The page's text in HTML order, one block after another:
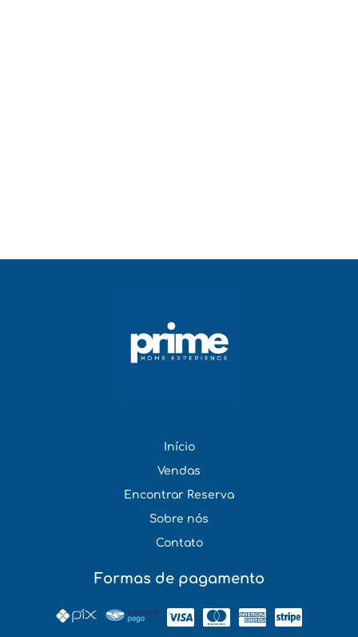
Início
Vendas
Encontrar Reserva
Sobre nós
Contato
Formas de pagamento